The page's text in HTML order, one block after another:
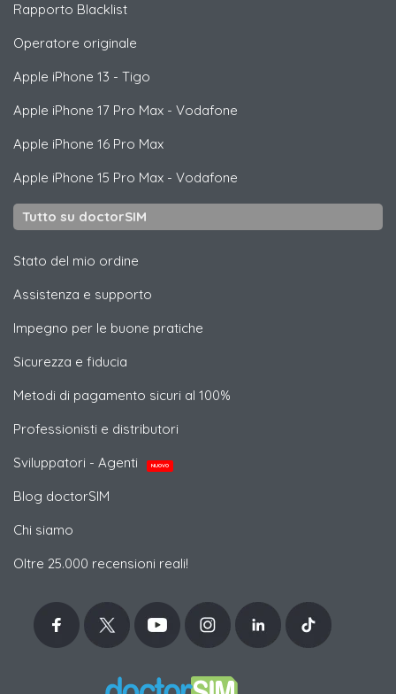
Rapporto Blacklist
Operatore originale
Apple iPhone 13 - Tigo
Apple iPhone 17 Pro Max - Vodafone
Apple iPhone 16 Pro Max
Apple iPhone 15 Pro Max - Vodafone
Tutto su doctorSIM
Stato del mio ordine
Assistenza e supporto
Impegno per le buone pratiche
Sicurezza e fiducia
Metodi di pagamento sicuri al 100%
Professionisti e distributori
Sviluppatori - Agenti
NUOVO
Blog doctorSIM
Chi siamo
Oltre 25.000 recensioni reali!